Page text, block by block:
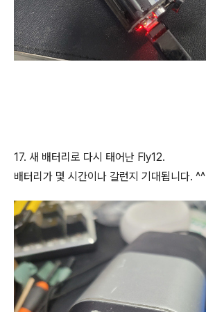
17. 새 배터리로 다시 태어난 Fly12.
배터리가 몇 시간이나 갈런지 기대됩니다. ^^